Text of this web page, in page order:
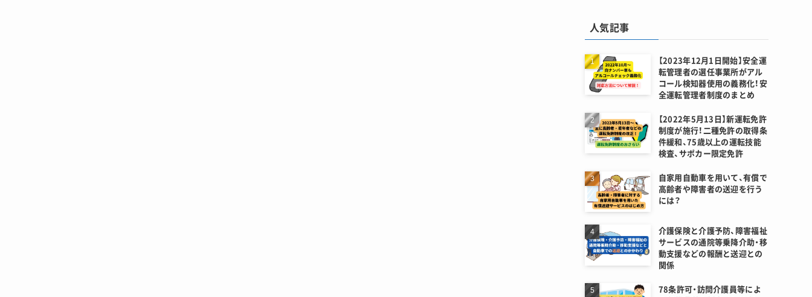
人気記事
【2023年12月1日開始】安全運
転管理者の選任事業所がアル
コール検知器使用の義務化！安
全運転管理者制度のまとめ
【2022年5月13日】新運転免許
制度が施行！二種免許の取得条
件緩和、75歳以上の運転技能
検査、サポカー限定免許
自家用自動車を用いて、有償で
高齢者や障害者の送迎を行う
には？
介護保険と介護予防、障害福祉
サービスの通院等乗降介助・移
動支援などの報酬と送迎との
関係
78条許可・訪問介護員等によ